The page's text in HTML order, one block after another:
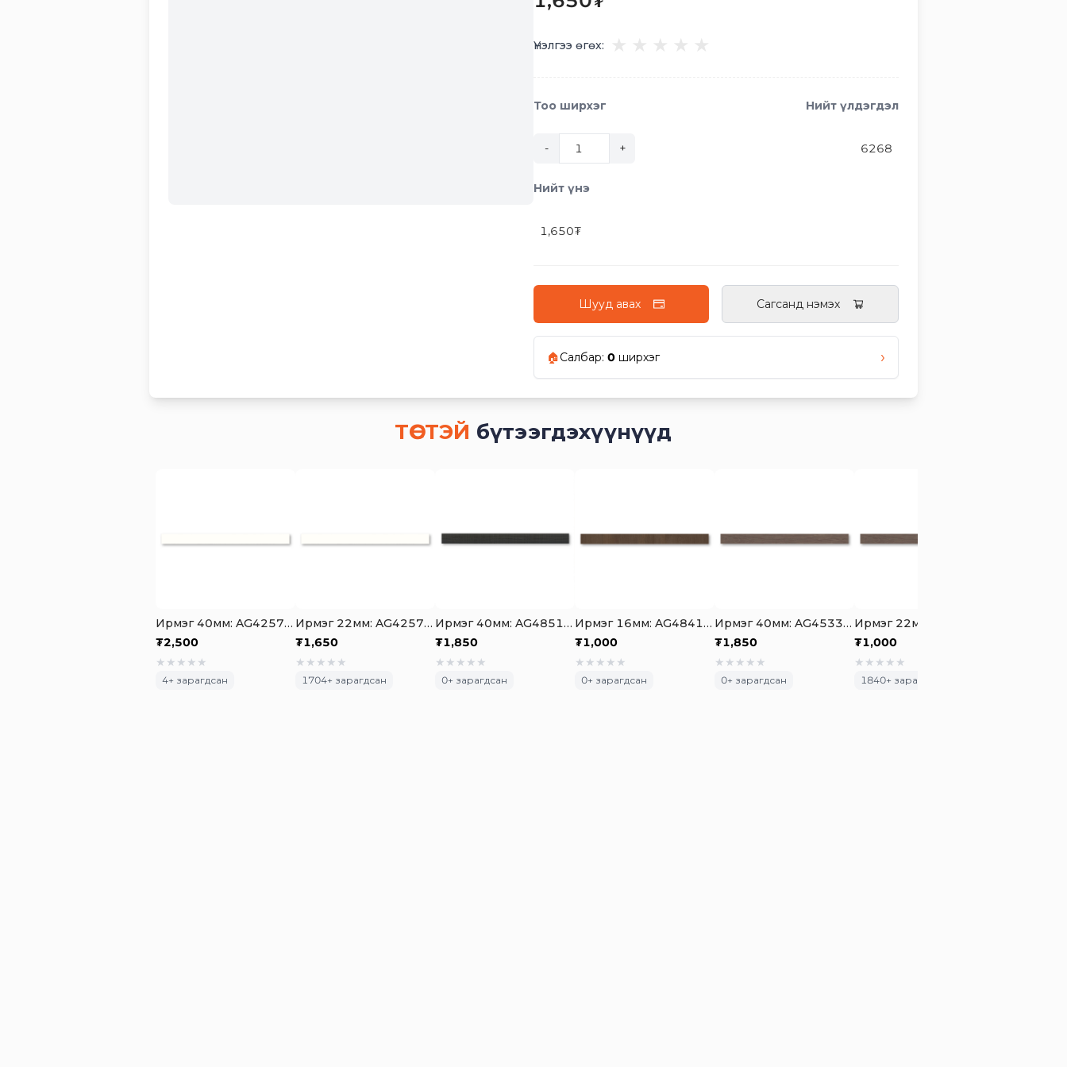
Үнэлгээ өгөх:
Тоо ширхэг
- +
Нийт үлдэгдэл
6268
Нийт үнэ
1,650₮
Шууд авах Сагсанд нэмэх
🏠Салбар: 0 ширхэг ›
ТӨСТЭЙ бүтээгдэхүүнүүд
Ирмэг 40мм: AG4257 PET Skin Glossy Iceberg White Highlight
₮2,500
★ ★ ★ ★ ★
4+ зарагдсан
Ирмэг 22мм: AG4257 PET Skin Glossy Iceberg White Highlight
₮1,650
★ ★ ★ ★ ★
1704+ зарагдсан
Ирмэг 40мм: AG4851 Cori Smoked Oak
₮1,850
★ ★ ★ ★ ★
0+ зарагдсан
Ирмэг 16мм: AG4841 Dark Brown Davo Oak
₮1,000
★ ★ ★ ★ ★
0+ зарагдсан
Ирмэг 40мм: AG4533 Routh Light Coffee Oak
₮1,850
★ ★ ★ ★ ★
0+ зарагдсан
₮1,000
★ ★ ★ ★ ★
1840+ зарагдсан